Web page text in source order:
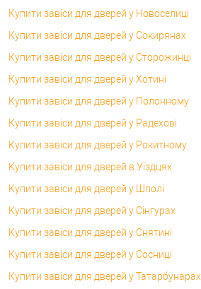
Купити завіси для дверей у Новоселиці
Купити завіси для дверей у Сокирянах
Купити завіси для дверей у Сторожинці
Купити завіси для дверей у Хотині
Купити завіси для дверей у Полонному
Купити завіси для дверей у Радехові
Купити завіси для дверей у Рокитному
Купити завіси для дверей в Уїздцях
Купити завіси для дверей у Шполі
Купити завіси для дверей у Сінгурах
Купити завіси для дверей у Снятині
Купити завіси для дверей у Сосниці
Купити завіси для дверей у Татарбунарах